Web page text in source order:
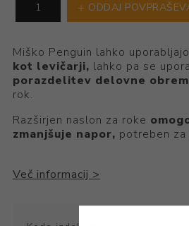
ODDAJ
Miško Penguin lahko
kot levičarji, lahko pa se
porazdelitev delovne
rok.
Razširjen naslon za roke
zmanjšuje napor, potreben za